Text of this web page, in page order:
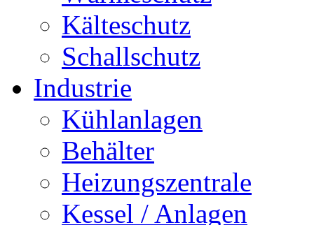
Kälteschutz
Schallschutz
Industrie
Kühlanlagen
Behälter
Heizungszentrale
Kessel / Anlagen